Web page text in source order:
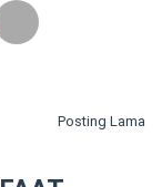
Posting Lama